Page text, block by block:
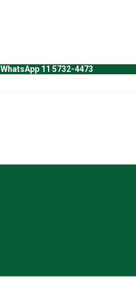
WhatsApp 11 5732-4473